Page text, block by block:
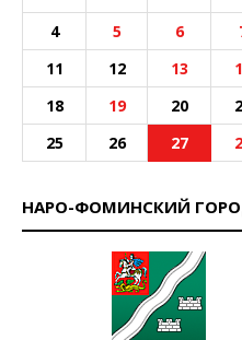
4
5 6
11
12 13
18
19 20
25
26 27
НАРО-ФОМИНСКИЙ